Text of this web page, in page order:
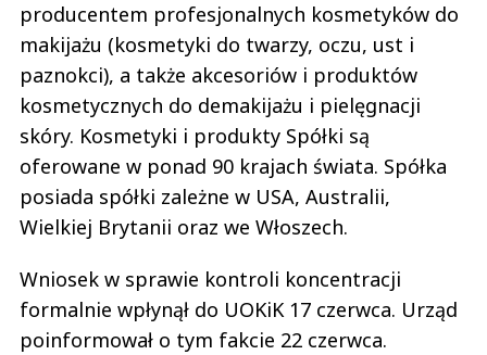
producentem profesjonalnych kosmetyków do
makijażu (kosmetyki do twarzy, oczu, ust i
paznokci), a także akcesoriów i produktów
kosmetycznych do demakijażu i pielęgnacji
skóry. Kosmetyki i produkty Spółki są
oferowane w ponad 90 krajach świata. Spółka
posiada spółki zależne w USA, Australii,
Wielkiej Brytanii oraz we Włoszech.
Wniosek w sprawie kontroli koncentracji
formalnie wpłynął do UOKiK 17 czerwca. Urząd
poinformował o tym fakcie 22 czerwca.